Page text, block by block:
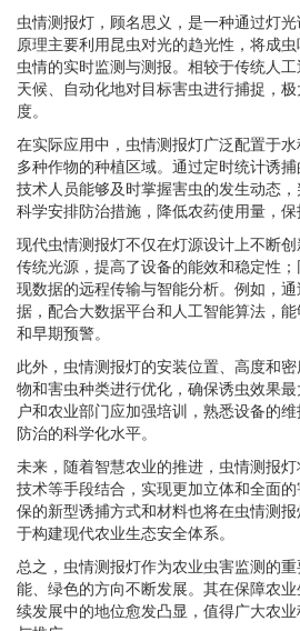
虫情测报灯，顾名思义，是一种通过灯
原理主要利用昆虫对光的趋光性，将成
虫情的实时监测与测报。相较于传统人
天候、自动化地对目标害虫进行捕捉，
度。
在实际应用中，虫情测报灯广泛配置于
多种作物的种植区域。通过定时统计诱
技术人员能够及时掌握害虫的发生动态
科学安排防治措施，降低农药使用量，保
现代虫情测报灯不仅在灯源设计上不断
传统光源，提高了设备的能效和稳定性
现数据的远程传输与智能分析。例如，
据，配合大数据平台和人工智能算法，
和早期预警。
此外，虫情测报灯的安装位置、高度和
物和害虫种类进行优化，确保诱虫效果
户和农业部门应加强培训，熟悉设备的
防治的科学化水平。
未来，随着智慧农业的推进，虫情测报
技术等手段结合，实现更加立体和全面
保的新型诱捕方式和材料也将在虫情测
于构建现代农业生态安全体系。
总之，虫情测报灯作为农业虫害监测的
能、绿色的方向不断发展。其在保障农
续发展中的地位愈发凸显，值得广大农